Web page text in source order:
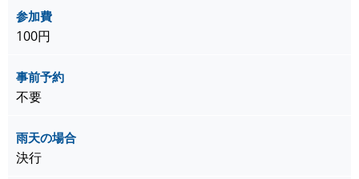
参加費
100円
事前予約
不要
雨天の場合
決行